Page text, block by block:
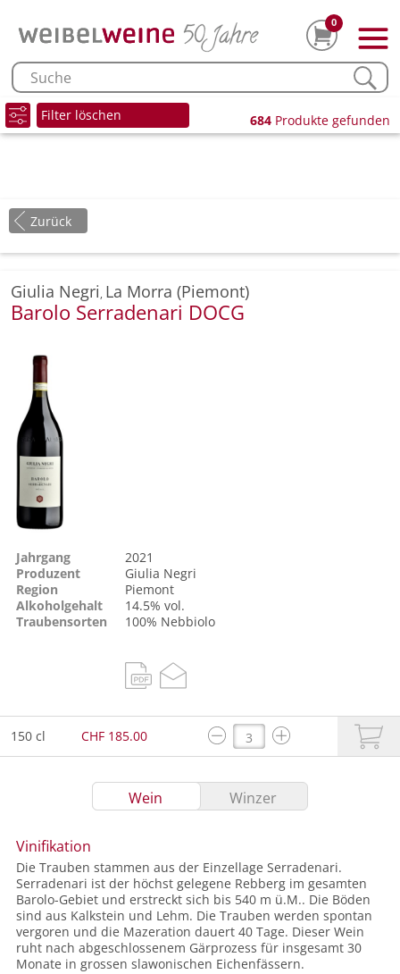
0
Filter löschen 684 Produkte gefunden
Zurück
Giulia Negri, La Morra (Piemont)
Barolo Serradenari DOCG
Jahrgang
2021
Produzent
Giulia Negri
Region
Piemont
Alkoholgehalt
14.5% vol.
Traubensorten
100% Nebbiolo
150 cl CHF 185.00
Wein Winzer
Vinifikation
Die Trauben stammen aus der Einzellage Serradenari.
Serradenari ist der höchst gelegene Rebberg im gesamten
Barolo-Gebiet und erstreckt sich bis 540 m ü.M.. Die Böden
sind aus Kalkstein und Lehm. Die Trauben werden spontan
vergoren und die Mazeration dauert 40 Tage. Dieser Wein
ruht nach abgeschlossenem Gärprozess für insgesamt 30
Monate in grossen slawonischen Eichenfässern.